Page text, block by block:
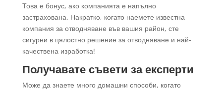
Това е бонус, ако компанията е напълно
застрахована. Накратко, когато наемете известна
компания за отводняване във вашия район, сте
сигурни в цялостно решение за отводняване и най-
качествена изработка!
Получавате съвети за експерти
Може да знаете много домашни способи, когато